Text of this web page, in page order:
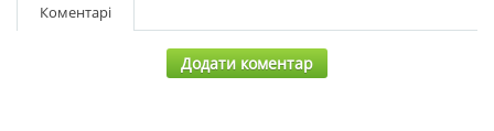
Коментарі
Додати коментар